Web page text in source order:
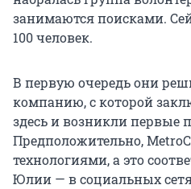
занимаются поисками.
100 человек.
В первую очередь они
компанию, с которой
здесь и возникли первые
Предположительно,
технологиями, а это
Юлии — в социальных